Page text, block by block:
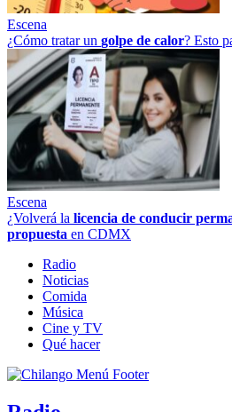
Escena
¿Cómo tratar un golpe de calor? Esto
Escena
¿Volverá la licencia de conducir
propuesta en CDMX
Radio
Noticias
Comida
Música
Cine y TV
Qué hacer